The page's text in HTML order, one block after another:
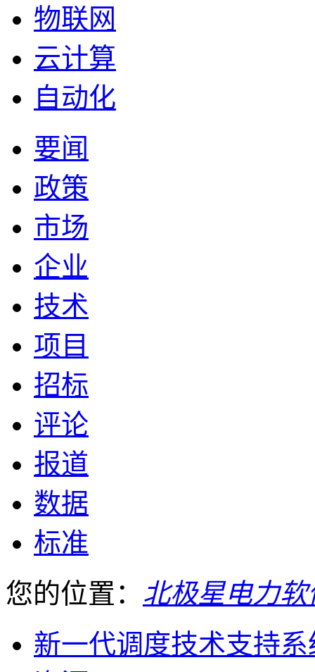
物联网
云计算
自动化
要闻
政策
市场
企业
技术
项目
招标
评论
报道
数据
标准
您的位置： 北极星电力软
新一代调度技术支持